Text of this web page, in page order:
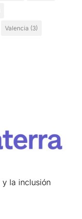
Valencia (3)
la inclusión